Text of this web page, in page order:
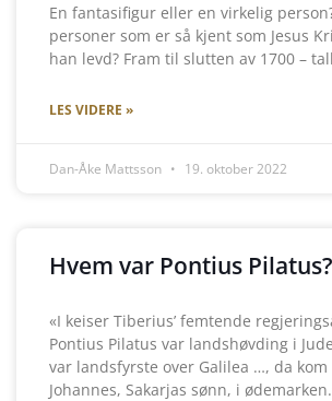
En fantasifigur eller en virkelig
personer som er så kjent som Jesus
han levd? Fram til slutten av 1700 –
LES VIDERE »
Dan-Åke Mattsson 19. oktober 2022
Hvem var Pontius Pilatus?
«I keiser Tiberius’ femtende
Pontius Pilatus var landshøvding i
var landsfyrste over Galilea …, da
Johannes, Sakarjas sønn, i